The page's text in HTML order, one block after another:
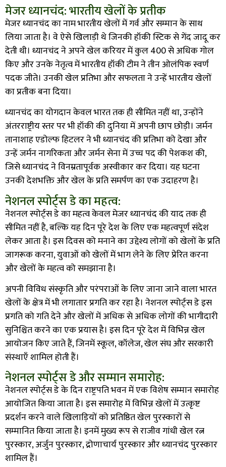
मेजर ध्यानचंद: भारतीय खेलों के प्रतीक
मेजर ध्यानचंद का नाम भारतीय खेलों में गर्व और सम्मान के साथ
लिया जाता है। वे ऐसे खिलाड़ी थे जिनकी हॉकी स्टिक से गेंद जादू कर
देती थी। ध्यानचंद ने अपने खेल करियर में कुल 400 से अधिक गोल
किए और उनके नेतृत्व में भारतीय हॉकी टीम ने तीन ओलंपिक स्वर्ण
पदक जीते। उनकी खेल प्रतिभा और सफलता ने उन्हें भारतीय खेलों
का प्रतीक बना दिया।
ध्यानचंद का योगदान केवल भारत तक ही सीमित नहीं था, उन्होंने
अंतरराष्ट्रीय स्तर पर भी हॉकी की दुनिया में अपनी छाप छोड़ी। जर्मन
तानाशाह एडोल्फ हिटलर ने भी ध्यानचंद की प्रतिभा को देखा और
उन्हें जर्मन नागरिकता और जर्मन सेना में उच्च पद की पेशकश की,
जिसे ध्यानचंद ने विनम्रतापूर्वक अस्वीकार कर दिया। यह घटना
उनकी देशभक्ति और खेल के प्रति समर्पण का एक उदाहरण है।
नेशनल स्पोर्ट्स डे का महत्व:
नेशनल स्पोर्ट्स डे का महत्व केवल मेजर ध्यानचंद की याद तक ही
सीमित नहीं है, बल्कि यह दिन पूरे देश के लिए एक महत्वपूर्ण संदेश
लेकर आता है। इस दिवस को मनाने का उद्देश्य लोगों को खेलों के प्रति
जागरूक करना, युवाओं को खेलों में भाग लेने के लिए प्रेरित करना
और खेलों के महत्व को समझाना है।
अपनी विविध संस्कृति और परंपराओं के लिए जाना जाने वाला भारत
खेलों के क्षेत्र में भी लगातार प्रगति कर रहा है। नेशनल स्पोर्ट्स डे इस
प्रगति को गति देने और खेलों में अधिक से अधिक लोगों की भागीदारी
सुनिश्चित करने का एक प्रयास है। इस दिन पूरे देश में विभिन्न खेल
आयोजन किए जाते हैं, जिनमें स्कूल, कॉलेज, खेल संघ और सरकारी
संस्थाएँ शामिल होती हैं।
नेशनल स्पोर्ट्स डे और सम्मान समारोह:
नेशनल स्पोर्ट्स डे के दिन राष्ट्रपति भवन में एक विशेष सम्मान समारोह
आयोजित किया जाता है। इस समारोह में विभिन्न खेलों में उत्कृष्ट
प्रदर्शन करने वाले खिलाड़ियों को प्रतिष्ठित खेल पुरस्कारों से
सम्मानित किया जाता है। इनमें मुख्य रूप से राजीव गांधी खेल रत्न
पुरस्कार, अर्जुन पुरस्कार, द्रोणाचार्य पुरस्कार और ध्यानचंद पुरस्कार
शामिल हैं।